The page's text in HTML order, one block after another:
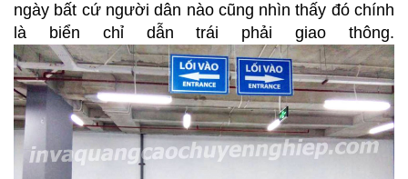
ngày bất cứ người dân nào cũng nhìn thấy đó chính
là biển chỉ dẫn trái phải giao thông.